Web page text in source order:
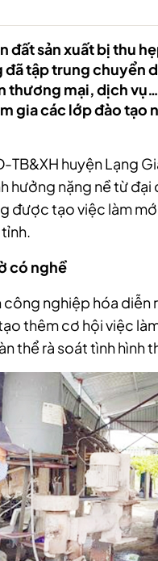
đất sản xuất bị thu
đã tập trung chuyển
thương mại, dịch
gia các lớp đào tạo
TB&XH huyện Lạng
hưởng nặng nề từ
được tạo việc làm
có nghề
nghiệp hóa diễn
thêm cơ hội việc
thể rà soát tình hình